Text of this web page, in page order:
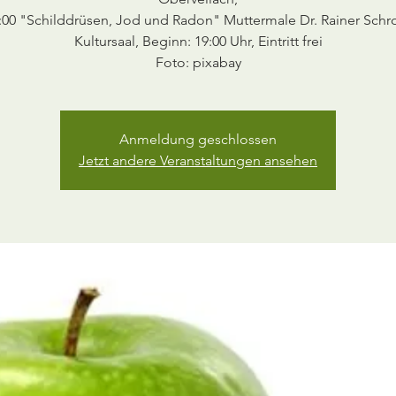
"Schilddrüsen, Jod und Radon" Muttermale Dr. Rainer
Kultursaal, Beginn: 19:00 Uhr, Eintritt frei
Foto: pixabay
Anmeldung geschlossen
Jetzt andere Veranstaltungen ansehen